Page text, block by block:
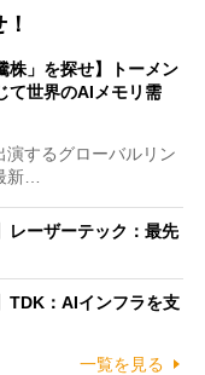
株」を探せ】トーメン
て世界のAIメモリ需
するグローバルリン
新…
レーザーテック：最先
TDK：AIインフラを支
一覧を見る